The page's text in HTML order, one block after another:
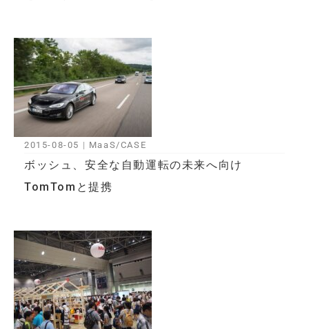
ボッシュ、安全な自動運転の未来へ向け
TomTomと提携
2015-08-05 | MaaS/CASE